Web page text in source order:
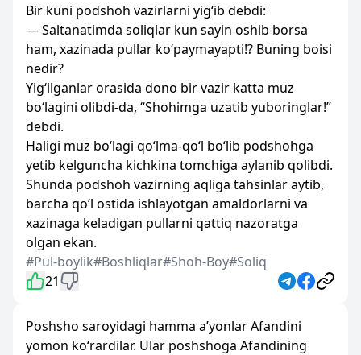
Bir kuni podshoh vazirlarni yig‘ib debdi:
— Saltanatimda soliqlar kun sayin oshib borsa
ham, xazinada pullar ko‘paymayapti!? Buning boisi
nedir?
Yig‘ilganlar orasida dono bir vazir katta muz
bo‘lagini olibdi-da, “Shohimga uzatib yuboringlar!”
debdi.
Haligi muz bo‘lagi qo‘lma-qo‘l bo‘lib podshohga
yetib kelguncha kichkina tomchiga aylanib qolibdi.
Shunda podshoh vazirning aqliga tahsinlar aytib,
barcha qo‘l ostida ishlayotgan amaldorlarni va
xazinaga keladigan pullarni qattiq nazoratga
olgan ekan.
#Pul-boylik#Boshliqlar#Shoh-Boy#Soliq
21
Poshsho saroyidagi hamma a’yonlar Afandini
yomon ko‘rardilar. Ular poshshoga Afandining